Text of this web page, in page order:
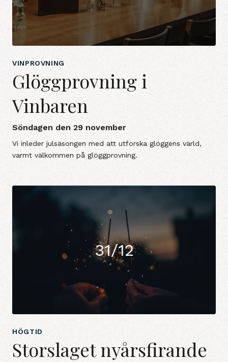
VINPROVNING
Glöggprovning i
Vinbaren
Söndagen den 29 november
Vi inleder julsäsongen med att utforska glöggens värld,
varmt välkommen på glöggprovning.
31/12
HÖGTID
Storslaget nyårsfirande